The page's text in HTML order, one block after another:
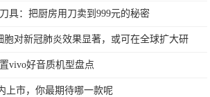
具：把厨房用刀卖到999元的秘密
胞对新冠肺炎效果显著，或可在全球扩大研
vivo好音质机型盘点
上市，你最期待哪一款呢